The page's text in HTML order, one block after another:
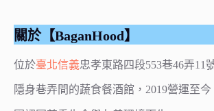
關於【BaganHood】
位於臺北信義忠孝東路四段553巷46弄11
隱身巷弄間的蔬食餐酒館，2019營運至今